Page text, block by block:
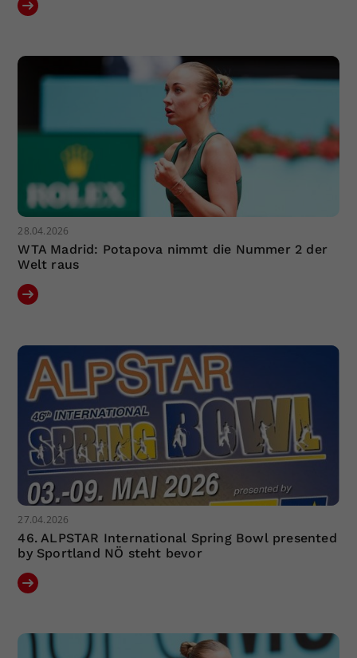
28.04.2026
WTA Madrid: Potapova nimmt die Nummer 2 der
Welt raus
27.04.2026
46. ALPSTAR International Spring Bowl presented
by Sportland NÖ steht bevor